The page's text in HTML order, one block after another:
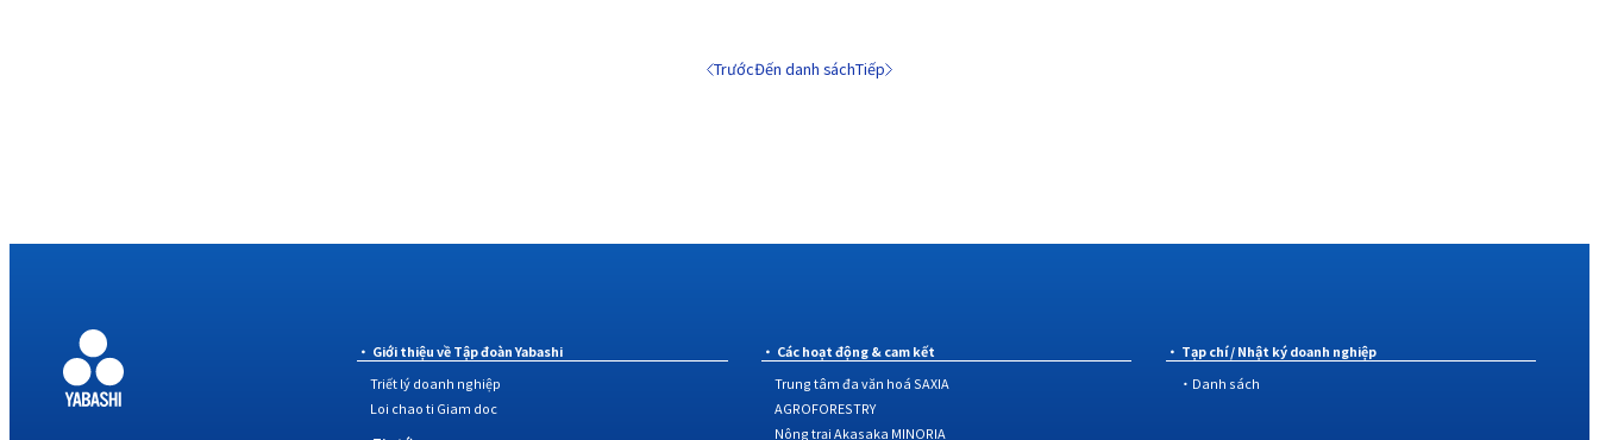
TrướcĐến danh sáchTiếp
Giới thiệu về Tập đoàn Yabashi
Triết lý doanh nghiệp
Loi chao ti Giam doc
Các hoạt động & cam kết
Trung tâm đa văn hoá SAXIA
AGROFORESTRY
Nông trại Akasaka MINORIA
Tạp chí / Nhật ký doanh nghiệp
・Danh sách